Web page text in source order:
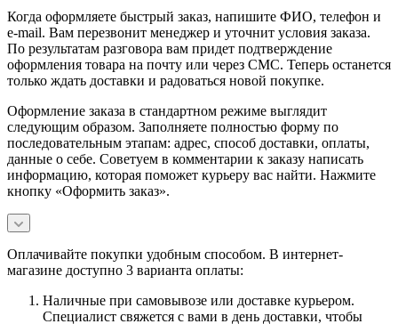
Когда оформляете быстрый заказ, напишите ФИО, телефон и
e-mail. Вам перезвонит менеджер и уточнит условия заказа.
По результатам разговора вам придет подтверждение
оформления товара на почту или через СМС. Теперь останется
только ждать доставки и радоваться новой покупке.
Оформление заказа в стандартном режиме выглядит
следующим образом. Заполняете полностью форму по
последовательным этапам: адрес, способ доставки, оплаты,
данные о себе. Советуем в комментарии к заказу написать
информацию, которая поможет курьеру вас найти. Нажмите
кнопку «Оформить заказ».
Оплачивайте покупки удобным способом. В интернет-
магазине доступно 3 варианта оплаты:
Наличные при самовывозе или доставке курьером.
Специалист свяжется с вами в день доставки, чтобы